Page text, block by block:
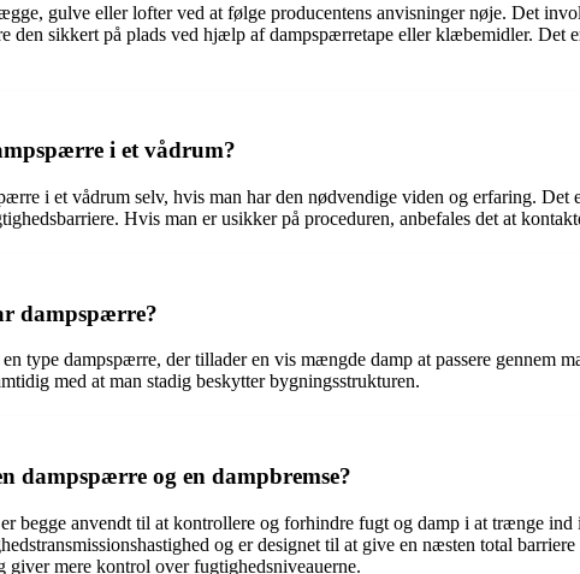
gulve eller lofter ved at følge producentens anvisninger nøje. Det
den sikkert på plads ved hjælp af dampspærretape eller klæbemidler.
i et vådrum?
i et vådrum selv, hvis man har den nødvendige viden og erfaring.
Hvis man er usikker på proceduren, anbefales det at
dampspærre?
type dampspærre, der tillader en vis mængde damp at passere
med at man stadig beskytter bygningsstrukturen.
dampspærre og en dampbremse?
begge anvendt til at kontrollere og forhindre fugt og damp i at trænge
og er designet til at give en næsten total
giver mere kontrol over fugtighedsniveauerne.